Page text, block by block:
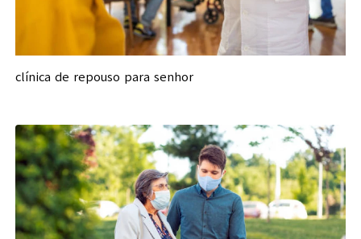
clínica de repouso para senhor